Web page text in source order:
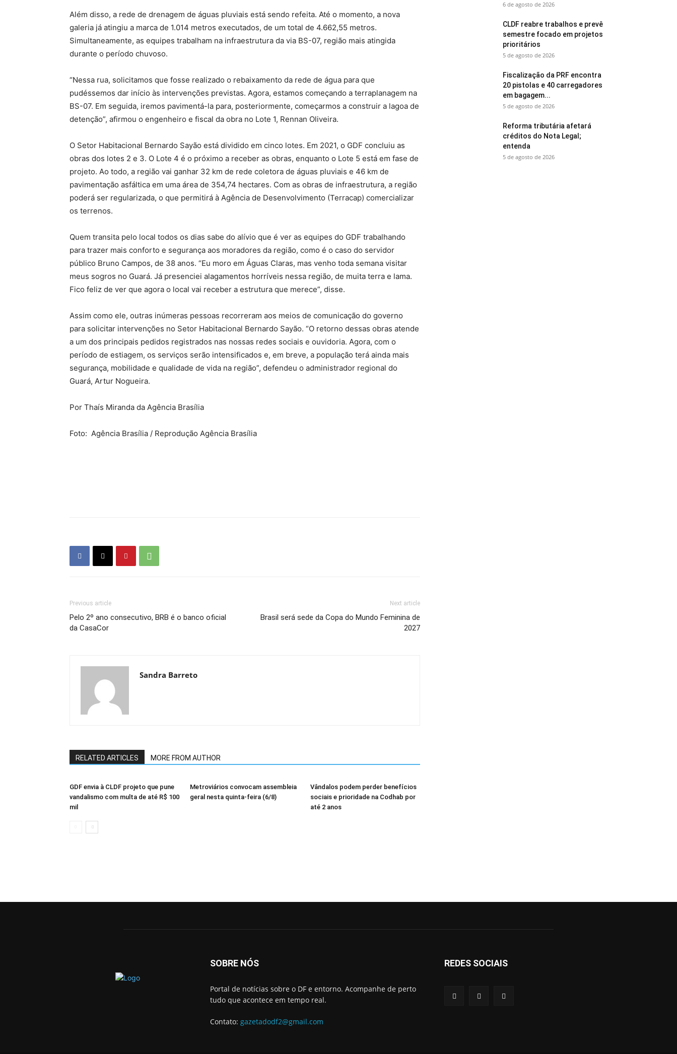
Além disso, a rede de drenagem de águas pluviais está sendo refeita. Até o momento, a nova
galeria já atingiu a marca de 1.014 metros executados, de um total de 4.662,55 metros.
Simultaneamente, as equipes trabalham na infraestrutura da via BS-07, região mais atingida
durante o período chuvoso.
“Nessa rua, solicitamos que fosse realizado o rebaixamento da rede de água para que
pudéssemos dar início às intervenções previstas. Agora, estamos começando a terraplanagem na
BS-07. Em seguida, iremos pavimentá-la para, posteriormente, começarmos a construir a lagoa de
detenção”, afirmou o engenheiro e fiscal da obra no Lote 1, Rennan Oliveira.
O Setor Habitacional Bernardo Sayão está dividido em cinco lotes. Em 2021, o GDF concluiu as
obras dos lotes 2 e 3. O Lote 4 é o próximo a receber as obras, enquanto o Lote 5 está em fase de
projeto. Ao todo, a região vai ganhar 32 km de rede coletora de águas pluviais e 46 km de
pavimentação asfáltica em uma área de 354,74 hectares. Com as obras de infraestrutura, a região
poderá ser regularizada, o que permitirá à Agência de Desenvolvimento (Terracap) comercializar
os terrenos.
Quem transita pelo local todos os dias sabe do alívio que é ver as equipes do GDF trabalhando
para trazer mais conforto e segurança aos moradores da região, como é o caso do servidor
público Bruno Campos, de 38 anos. “Eu moro em Águas Claras, mas venho toda semana visitar
meus sogros no Guará. Já presenciei alagamentos horríveis nessa região, de muita terra e lama.
Fico feliz de ver que agora o local vai receber a estrutura que merece”, disse.
Assim como ele, outras inúmeras pessoas recorreram aos meios de comunicação do governo
para solicitar intervenções no Setor Habitacional Bernardo Sayão. “O retorno dessas obras atende
a um dos principais pedidos registrados nas nossas redes sociais e ouvidoria. Agora, com o
período de estiagem, os serviços serão intensificados e, em breve, a população terá ainda mais
segurança, mobilidade e qualidade de vida na região”, defendeu o administrador regional do
Guará, Artur Nogueira.
Por Thaís Miranda da Agência Brasília
Foto: Agência Brasília / Reprodução Agência Brasília
Previous article
Pelo 2º ano consecutivo, BRB é o banco oficial
da CasaCor
Next article
Brasil será sede da Copa do Mundo Feminina de
2027
Sandra Barreto
RELATED ARTICLES MORE FROM AUTHOR
GDF envia à CLDF projeto que pune
vandalismo com multa de até R$ 100
mil
Metroviários convocam assembleia
geral nesta quinta-feira (6/8)
Vândalos podem perder benefícios
sociais e prioridade na Codhab por
até 2 anos
6 de agosto de 2026
CLDF reabre trabalhos e prevê
semestre focado em projetos
prioritários
5 de agosto de 2026
Fiscalização da PRF encontra
20 pistolas e 40 carregadores
em bagagem...
5 de agosto de 2026
Reforma tributária afetará
créditos do Nota Legal;
entenda
5 de agosto de 2026
SOBRE NÓS
Portal de notícias sobre o DF e entorno. Acompanhe de perto
tudo que acontece em tempo real.
Contato: gazetadodf2@gmail.com
REDES SOCIAIS